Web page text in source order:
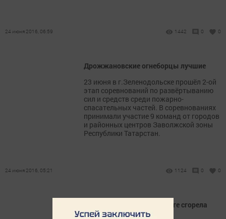
24 июня 2016, 06:59 1442 0 0
Дрожжановские огнеборцы лучшие
23 июня в г.Зеленодольске прошёл 2-ой
этап соревнований по развёртыванию
сил и средств среди пожарно-
спасательных частей. В соревнованиях
принимали участие 9 команд от городов
и районных центров Заволжской зоны
Республики Татарстан.
24 июня 2016, 05:21 1124 0 0
На федеральной автодороге сгорела
фура